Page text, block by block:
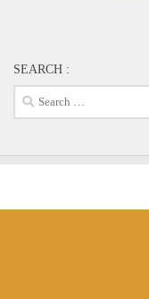
SEARCH :
Search
for: